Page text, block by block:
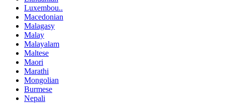
Luxembou..
Macedonian
Malagasy
Malay
Malayalam
Maltese
Maori
Marathi
Mongolian
Burmese
Nepali